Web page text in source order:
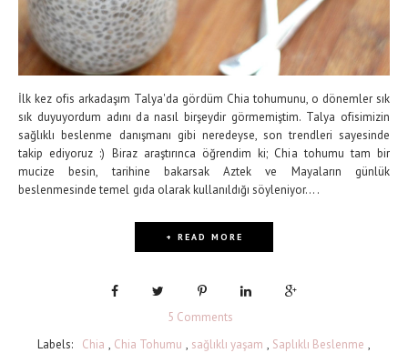
İlk kez ofis arkadaşım Talya'da gördüm Chia tohumunu, o dönemler sık
sık duyuyordum adını da nasıl birşeydir görmemiştim. Talya ofisimizin
sağlıklı beslenme danışmanı gibi neredeyse, son trendleri sayesinde
takip ediyoruz :) Biraz araştırınca öğrendim ki; Chia tohumu tam bir
mucize besin, tarihine bakarsak Aztek ve Mayaların günlük
beslenmesinde temel gıda olarak kullanıldığı söyleniyor....
+ READ MORE
5 Comments
Labels:
Chia , Chia Tohumu , sağlıklı yaşam , Saplıklı Beslenme ,